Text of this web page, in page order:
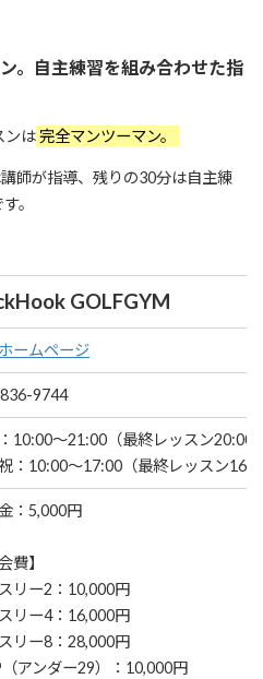
。自主練習を組み合わせた指
ンは完全マンツーマン。
師が指導、残りの30分は自主練
。
GOLFGYM
ームページ
9744
10:00～21:00（最終レッスン20:00
：10:00～17:00（最終レッスン
：5,000円
費】
リー2：10,000円
リー4：16,000円
リー8：28,000円
アンダー29）：10,000円